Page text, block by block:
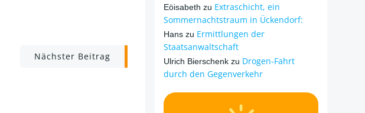
Nächster Beitrag
Eöisabeth zu Extraschicht, ein
Sommernachtstraum in Ückendorf:
Hans zu Ermittlungen der
Staatsanwaltschaft
Ulrich Bierschenk zu Drogen-Fahrt
durch den Gegenverkehr